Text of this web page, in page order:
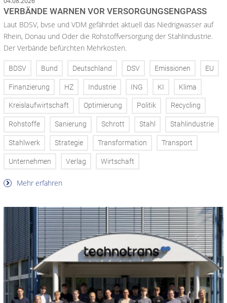
VERBÄNDE WARNEN VOR VERSORGUNGSENGPASS
Laut BDSV, bvse und VDM gefährdet aktuell das Niedrigwasser auf
Rhein, Donau und Oder die Rohstoffversorgung der Stahlindustrie.
Der Verbände befürchten Mehrkosten.
BDSV Bund Deutschland DSV Emissionen EU
Finanzierung HZ Industrie ING KI Klima
Kreislaufwirtschaft Optimierung Politik Recycling
Rohstoffe Sanierung Schrott Stahl Stahlindustrie
Stahlwerk Strategie Transformation Transport
Unternehmen Verlag Wirtschaft
Mehr erfahren